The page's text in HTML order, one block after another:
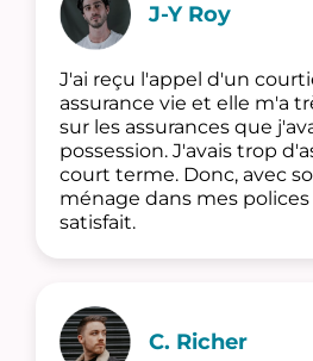
J-Y Roy
J'ai reçu l'appel d'un
assurance vie et elle m'a
sur les assurances que
possession. J'avais trop
court terme. Donc, avec
ménage dans mes
satisfait.
C. Richer